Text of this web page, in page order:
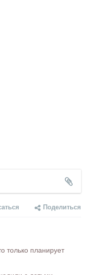
Поделиться
только планирует